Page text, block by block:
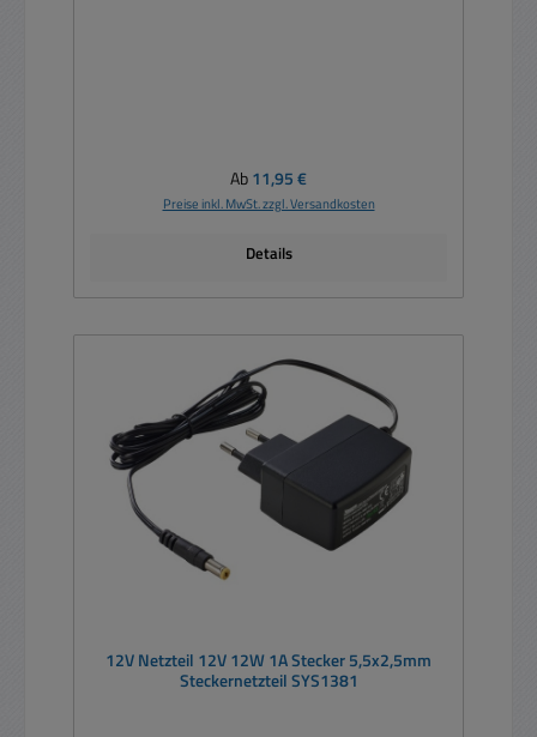
Regulärer Preis:
Ab11,95 €
Preise inkl. MwSt. zzgl. Versandkosten
Details
12V Netzteil 12V 12W 1A Stecker 5,5x2,5mm
Steckernetzteil SYS1381